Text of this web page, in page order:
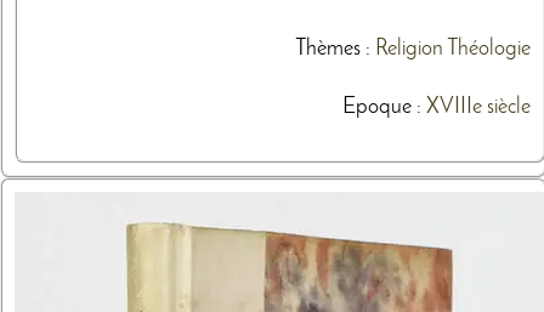
Thèmes: Religion Théologie
Epoque : XVIIIe siècle